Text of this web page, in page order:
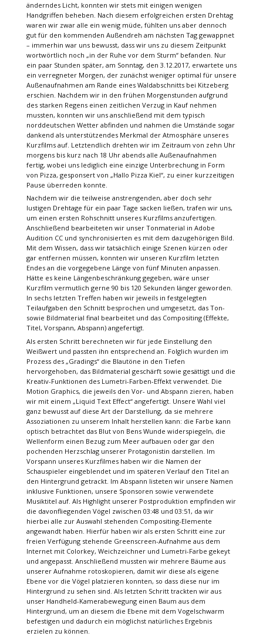
änderndes Licht, konnten wir stets mit einigen wenigen
Handgriffen beheben. Nach diesem erfolgreichen ersten Drehtag
waren wir zwar alle ein wenig müde, fühlten uns aber dennoch
gut für den kommenden Außendreh am nächsten Tag gewappnet
– immerhin war uns bewusst, dass wir uns zu diesem Zeitpunkt
wortwörtlich noch „in der Ruhe vor dem Sturm“ befanden. Nur
ein paar Stunden später, am Sonntag, den 3.12.2017, erwartete uns
ein verregneter Morgen, der zunächst weniger optimal für unsere
Außenaufnahmen am Rande eines Waldabschnitts bei Kitzeberg
erschien. Nachdem wir in den frühen Morgenstunden aufgrund
des starken Regens einen zeitlichen Verzug in Kauf nehmen
mussten, konnten wir uns anschließend mit dem typisch
norddeutschen Wetter abfinden und nahmen die Umstände sogar
dankend als unterstützendes Merkmal der Atmosphäre unseres
Kurzfilms auf. Letztendlich drehten wir im Zeitraum von zehn Uhr
morgens bis kurz nach 18 Uhr abends alle Außenaufnahmen
fertig, wobei uns lediglich eine einzige Unterbrechung in Form
von Pizza, gesponsert von „Hallo Pizza Kiel“, zu einer kurzzeitigen
Pause überreden konnte.
Nachdem wir die teilweise anstrengenden, aber doch sehr
lustigen Drehtage für ein paar Tage sacken ließen, trafen wir uns,
um einen ersten Rohschnitt unseres Kurzfilms anzufertigen.
Anschließend bearbeiteten wir unser Tonmaterial in Adobe
Audition CC und synchronisierten es mit dem dazugehörigen Bild.
Mit dem Wissen, dass wir tatsächlich einige Szenen kürzen oder
gar entfernen müssen, konnten wir unseren Kurzfilm letzten
Endes an die vorgegebene Länge von fünf Minuten anpassen.
Hätte es keine Längenbeschränkung gegeben, wäre unser
Kurzfilm vermutlich gerne 90 bis 120 Sekunden länger geworden.
In sechs letzten Treffen haben wir jeweils in festgelegten
Teilaufgaben den Schnitt besprochen und umgesetzt, das Ton-
sowie Bildmaterial final bearbeitet und das Compositing (Effekte,
Titel, Vorspann, Abspann) angefertigt.
Als ersten Schritt berechneten wir für jede Einstellung den
Weißwert und passten ihn entsprechend an. Folglich wurden im
Prozess des „Gradings“ die Blautöne in den Tiefen
hervorgehoben, das Bildmaterial geschärft sowie gesättigt und die
Kreativ-Funktionen des Lumetri-Farben-Effekt verwendet. Die
Motion Graphics, die jeweils den Vor- und Abspann zieren, haben
wir mit einem „Liquid Text Effect“ angefertigt. Unsere Wahl viel
ganz bewusst auf diese Art der Darstellung, da sie mehrere
Assoziationen zu unserem Inhalt herstellen kann: die Farbe kann
optisch betrachtet das Blut von Bens Wunde widerspiegeln, die
Wellenform einen Bezug zum Meer aufbauen oder gar den
pochenden Herzschlag unserer Protagonistin darstellen. Im
Vorspann unseres Kurzfilmes haben wir die Namen der
Schauspieler eingeblendet und im späteren Verlauf den Titel an
den Hintergrund getrackt. Im Abspann listeten wir unsere Namen
inklusive Funktionen, unsere Sponsoren sowie verwendete
Musiktitel auf. Als Highlight unserer Postproduktion empfinden wir
die davonfliegenden Vögel zwischen 03:48 und 03:51, da wir
hierbei alle zur Auswahl stehenden Compositing-Elemente
angewandt haben. Hierfür haben wir als ersten Schritt eine zur
freien Verfügung stehende Greenscreen-Aufnahme aus dem
Internet mit Colorkey, Weichzeichner und Lumetri-Farbe gekeyt
und angepasst. Anschließend mussten wir mehrere Bäume aus
unserer Aufnahme rotoskopieren, damit wir diese als eigene
Ebene vor die Vögel platzieren konnten, so dass diese nur im
Hintergrund zu sehen sind. Als letzten Schritt trackten wir aus
unser Handheld-Kamerabewegung einen Baum aus dem
Hintergrund, um an diesem die Ebene mit dem Vogelschwarm
befestigen und dadurch ein möglichst natürliches Ergebnis
erzielen zu können.